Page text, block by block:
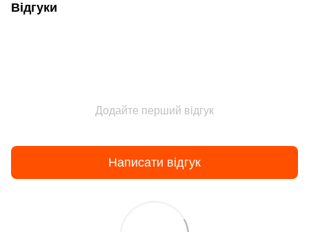
Відгуки
Додайте перший відгук
Написати відгук